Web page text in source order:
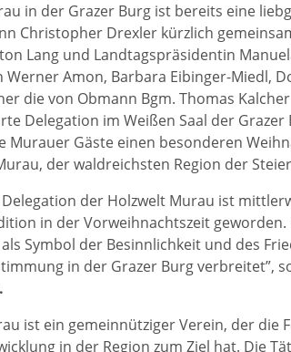
in der Grazer Burg ist bereits eine
Christopher Drexler kürzlich
Lang und Landtagspräsidentin
Werner Amon, Barbara Eibinger-Miedl,
die von Obmann Bgm. Thomas
Delegation im Weißen Saal der
Murauer Gäste einen besonderen
der waldreichsten Region der
Delegation der Holzwelt Murau ist
in der Vorweihnachtszeit
Symbol der Besinnlichkeit und des
in der Grazer Burg verbreitet”,
ist ein gemeinnütziger Verein, der
in der Region zum Ziel hat. Die